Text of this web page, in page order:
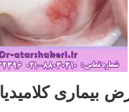
بیماری کلامیدیا